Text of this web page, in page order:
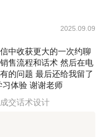
2025.09.09
中收获更大的一次约聊
售流程和话术 然后在电
的问题 最后还给我留了
体验 谢谢老师
交话术设计